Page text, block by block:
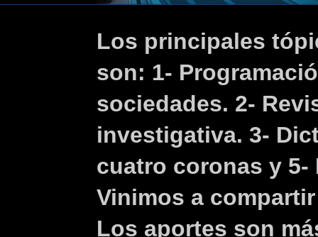
Los principales
son: 1-
sociedades. 2-
investigativa. 3-
cuatro coronas y 5-
Vinimos a
Los aportes son